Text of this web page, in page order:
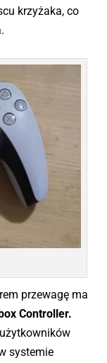
krzyżaka, co
przewagę ma
Controller.
systemie